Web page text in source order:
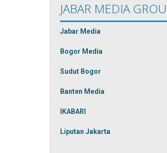
JABAR MEDIA
Jabar Media
Bogor Media
Sudut Bogor
Banten Media
IKABARI
Liputan Jakarta